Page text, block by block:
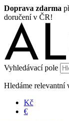
Doprava zdarma
doručení v ČR!
Vyhledávací pole
Hledáme relevantní
Kč
€